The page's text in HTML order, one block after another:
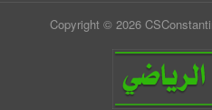
Copyright © 2026